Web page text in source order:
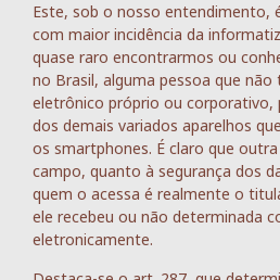
Este, sob o nosso entendimento,
com maior incidência da
quase raro encontrarmos ou
no Brasil, alguma pessoa que
eletrônico próprio ou corporativo,
dos demais variados aparelhos
os smartphones. É claro que
campo, quanto à segurança dos
quem o acessa é realmente o
ele recebeu ou não determinada
eletronicamente.